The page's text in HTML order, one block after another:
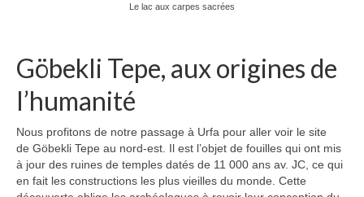
Le lac aux carpes sacrées
Göbekli Tepe, aux origines de
l’humanité
Nous profitons de notre passage à Urfa pour aller voir le site
de Göbekli Tepe au nord-est. Il est l’objet de fouilles qui ont mis
à jour des ruines de temples datés de 11 000 ans av. JC, ce qui
en fait les constructions les plus vieilles du monde. Cette